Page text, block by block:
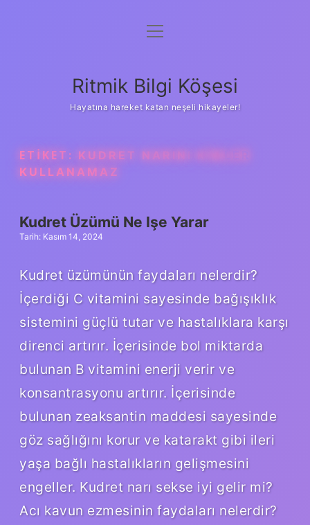
Anasayfa
Yasal Uyarı
menüyü
Ritmik Bilgi Köşesi
Hayatına hareket katan neşeli hikayeler!
ETIKET: KUDRET NARINI KIMLER
KULLANAMAZ
Kudret Üzümü Ne Işe Yarar
Tarih: Kasım 14, 2024
Kudret üzümünün faydaları nelerdir?
İçerdiği C vitamini sayesinde bağışıklık
sistemini güçlü tutar ve hastalıklara karşı
direnci artırır. İçerisinde bol miktarda
bulunan B vitamini enerji verir ve
konsantrasyonu artırır. İçerisinde
bulunan zeaksantin maddesi sayesinde
göz sağlığını korur ve katarakt gibi ileri
yaşa bağlı hastalıkların gelişmesini
engeller. Kudret narı sekse iyi gelir mi?
Acı kavun ezmesinin faydaları nelerdir?